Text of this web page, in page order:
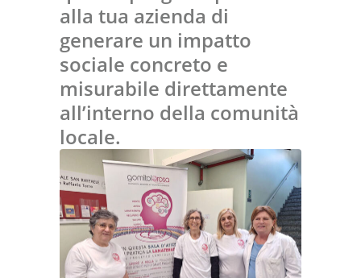
alla tua azienda di
generare un impatto
sociale concreto e
misurabile direttamente
all’interno della comunità
locale.